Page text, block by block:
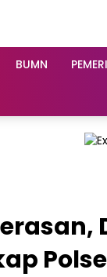
BUMN